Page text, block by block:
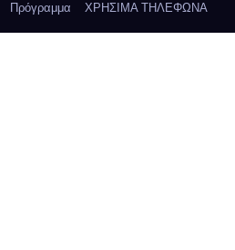
Πρόγραμμα ΧΡΗΣΙΜΑ ΤΗΛΕΦΩΝΑ